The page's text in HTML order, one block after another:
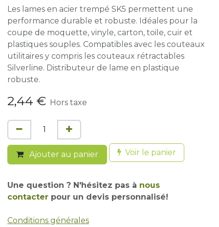
Les lames en acier trempé SK5 permettent une
performance durable et robuste. Idéales pour la
coupe de moquette, vinyle, carton, toile, cuir et
plastiques souples. Compatibles avec les couteaux
utilitaires y compris les couteaux rétractables
Silverline. Distributeur de lame en plastique
robuste.
2,44 € Hors taxe
Ajouter au panier Voir le panier
Une question ? N'hésitez pas à nous
contacter pour un devis personnalisé!
Conditions générales